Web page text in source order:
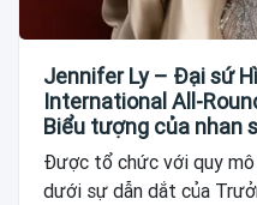
Jennifer Ly – Đại sứ
International All-
Biểu tượng của nhan
Được tổ chức với quy mô
dưới sự dẫn dắt của